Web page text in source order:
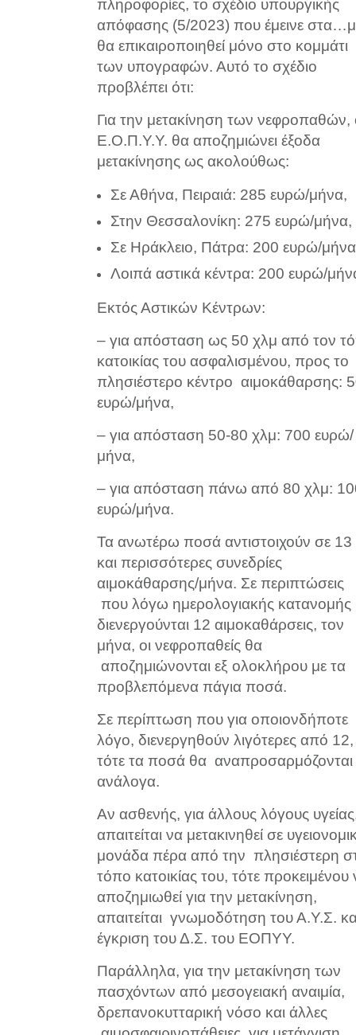
πληροφορίες, το σχέδιο υπουργικής
απόφασης (5/2023) που έμεινε
θα επικαιροποιηθεί μόνο στο κομμάτι
των υπογραφών. Αυτό το σχέδιο
προβλέπει ότι:
Για την μετακίνηση των νεφροπαθών,
Ε.Ο.Π.Υ.Υ. θα αποζημιώνει έξοδα
μετακίνησης ως ακολούθως:
Σε Αθήνα, Πειραιά: 285 ευρώ/μήνα,
Στην Θεσσαλονίκη: 275 ευρώ/μήνα,
Σε Ηράκλειο, Πάτρα: 200 ευρώ/
Λοιπά αστικά κέντρα: 200 ευρώ/
Εκτός Αστικών Κέντρων:
– για απόσταση ως 50 χλμ από τον
κατοικίας του ασφαλισμένου, προς το
πλησιέστερο κέντρο αιμοκάθαρσης:
ευρώ/μήνα,
– για απόσταση 50-80 χλμ: 700 ευρώ/
μήνα,
– για απόσταση πάνω από 80 χλμ:
ευρώ/μήνα.
Τα ανωτέρω ποσά αντιστοιχούν σε 13
και περισσότερες συνεδρίες
αιμοκάθαρσης/μήνα. Σε περιπτώσεις
που λόγω ημερολογιακής κατανομής
διενεργούνται 12 αιμοκαθάρσεις, τον
μήνα, οι νεφροπαθείς θα
αποζημιώνονται εξ ολοκλήρου με τα
προβλεπόμενα πάγια ποσά.
Σε περίπτωση που για οποιονδήποτε
λόγο, διενεργηθούν λιγότερες από 12,
τότε τα ποσά θα αναπροσαρμόζονται
ανάλογα.
Αν ασθενής, για άλλους λόγους
απαιτείται να μετακινηθεί σε
μονάδα πέρα από την πλησιέστερη
τόπο κατοικίας του, τότε προκειμένου
αποζημιωθεί για την μετακίνηση,
απαιτείται γνωμοδότηση του Α.Υ.Σ.
έγκριση του Δ.Σ. του ΕΟΠΥΥ.
Παράλληλα, για την μετακίνηση των
πασχόντων από μεσογειακή αναιμία,
δρεπανοκυτταρική νόσο και άλλες